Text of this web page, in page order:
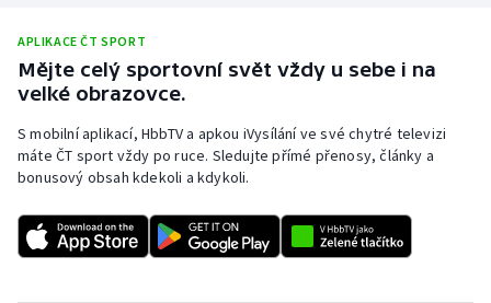
DALŠÍ SPORTY
Americký fotbal
Baseball a softbal
Biatlon
NEPŘEHLÉDNĚTE
Soutěže
Aplikace ČT sport
APLIKACE ČT SPORT
Mějte celý sportovní svět vždy u sebe i na
velké obrazovce.
S mobilní aplikací, HbbTV a apkou iVysílání ve své chytré televizi
máte ČT sport vždy po ruce. Sledujte přímé přenosy, články a
bonusový obsah kdekoli a kdykoli.